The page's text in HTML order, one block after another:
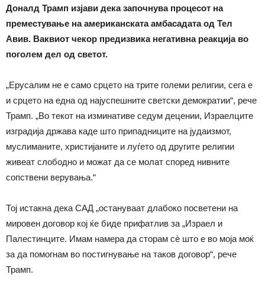
Доналд Трамп изјави дека започнува процесот на
преместување на американската амбасадата од Тел
Авив. Ваквиот чекор предизвика негативна реакција во
поголем дел од светот.
„Ерусалим не е само срцето на трите големи религии, сега е
и срцето на една од најуспешните светски демократии“, рече
Трамп. „Во текот на изминативе седум децении, Израелците
изградија држава каде што припадниците на јудаизмот,
муслиманите, христијаните и луѓето од другите религии
живеат слободно и можат да се молат според нивните
сопствени верувања.“
Тој истакна дека САД „остануваат длабоко посветени на
мировен договор кој ќе биде прифатлив за „Израел и
Палестинците. Имам намера да сторам сè што е во моја моќ
за да помогнам во постигнување на таков договор“, рече
Трамп.